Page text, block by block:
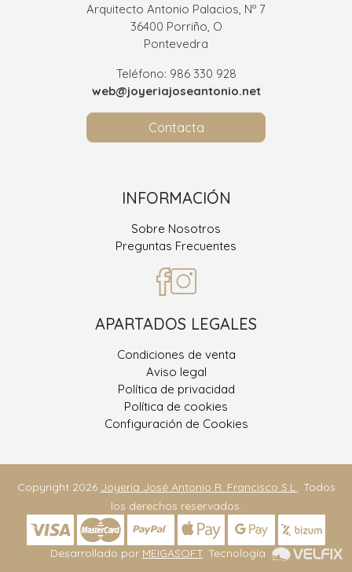
Arquitecto Antonio Palacios, Nº 7
36400 Porriño, O
Pontevedra
Teléfono: 986 330 928
web@joyeriajoseantonio.net
Contacta
INFORMACIÓN
Sobre Nosotros
Preguntas Frecuentes
APARTADOS LEGALES
Condiciones de venta
Aviso legal
Política de privacidad
Política de cookies
Configuración de Cookies
Copyright 2026 Joyeria José Antonio R. Francisco S.L.. Todos
los derechos reservados.
Desarrollado por MEIGASOFT . Tecnología